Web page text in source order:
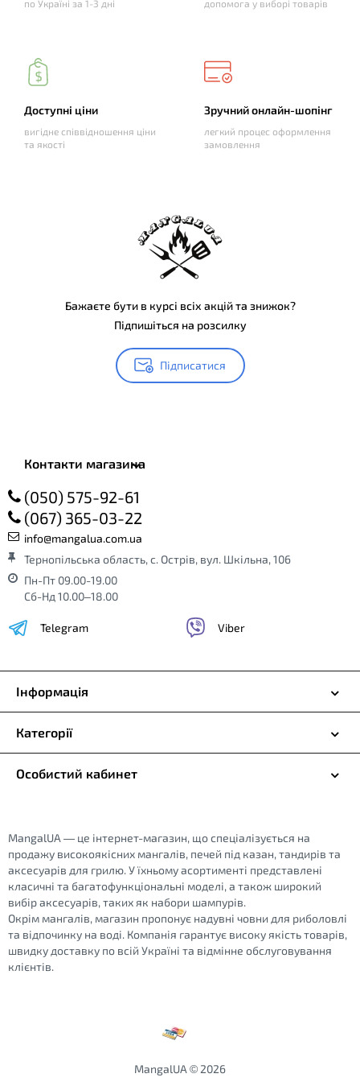
по Україні за 1-3 дні допомога у виборі товарів
Доступні ціни
вигідне співвідношення ціни
та якості
Зручний онлайн-шопінг
легкий процес оформлення
замовлення
Бажаєте бути в курсі всіх акцій та знижок?
Підпишіться на розсилку
Підписатися
Контакти магазина
(050) 575-92-61
(067) 365-03-22
info@mangalua.com.ua
Тернопільська область, с. Острів, вул. Шкільна, 106
Пн-Пт 09.00-19.00
Сб-Нд 10.00–18.00
Telegram Viber
Інформація
Категорії
Особистий кабинет
MangalUA — це інтернет-магазин, що спеціалізується на
продажу високоякісних мангалів, печей під казан, тандирів та
аксесуарів для грилю. У їхньому асортименті представлені
класичні та багатофункціональні моделі, а також широкий
вибір аксесуарів, таких як набори шампурів.
Окрім мангалів, магазин пропонує надувні човни для риболовлі
та відпочинку на воді. Компанія гарантує високу якість товарів,
швидку доставку по всій Україні та відмінне обслуговування
клієнтів.
MangalUA © 2026